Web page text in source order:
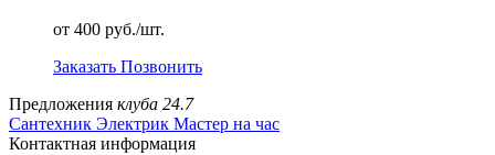
от 400 руб./шт.
Заказать Позвонить
Предложения клуба 24.7
Сантехник Электрик Мастер на час
Контактная информация